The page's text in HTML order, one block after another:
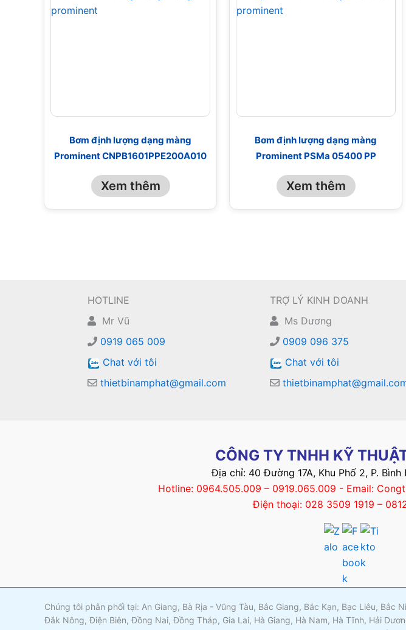
Bơm định lượng dạng màng
Prominent CNPB1601PPE200A010
Xem thêm
Bơm định lượng dạng màng
Prominent PSMa 05400 PP
Xem thêm
HOTLINE
Mr Vũ
0919 065 009
Chat với tôi
thietbinamphat@gmail.com
TRỢ LÝ KINH DOANH
Ms Dương
0909 096 375
Chat với tôi
CÔNG TY TNHH KỸ
Địa chỉ: 40 Đường 17A, Khu Phố 2, P. Bình
Hotline: 0964.505.009 – 0919.065.009 - Email:
Điện thoại: 028 3509 1919 –
Chúng tôi phân phối tại: An Giang, Bà Rịa - Vũng Tàu, Bắc Giang, Bắc Kạn, Bạc Liêu,
Đắk Nông, Điện Biên, Đồng Nai, Đồng Tháp, Gia Lai, Hà Giang, Hà Nam, Hà Tĩnh, Hải